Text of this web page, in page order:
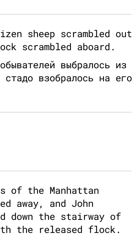
sheep scrambled out
scrambled aboard.
выбралось из
взобралось на его
of the Manhattan
away, and John
down the stairway of
the released flock.